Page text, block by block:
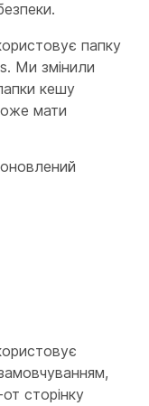
папку
Ми змінили
кешу
мати
сторінку